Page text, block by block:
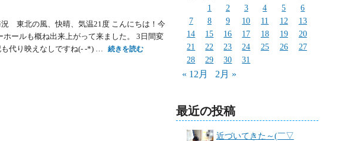
況 東北の風、快晴、気温21度 こんにちは！今
ホールも概ね出来上がって来ました。 3日間変
代り映えなしですね(- -*) …
続きを読む
1
2 3 4 5
6
7
8 9 10 11 12
13
14
15 16 17 18 19
20
21
22 23 24 25 26
27
28
29 30 31
« 12月 2月 »
最近の投稿
近づいてきた～(￣▽